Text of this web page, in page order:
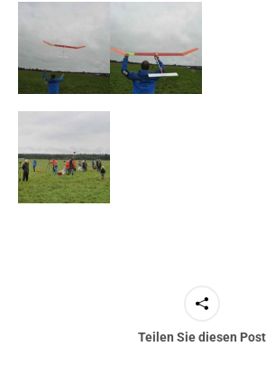
Teilen Sie diesen Post